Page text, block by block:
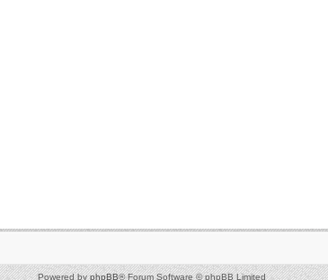
Powered byphpBB® Forum Software © phpBB Limited